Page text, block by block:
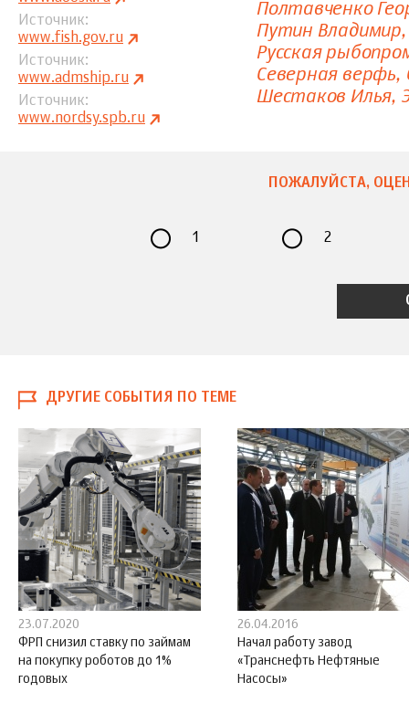
Источник
www.fish.gov.ru
Источник
www.admship.ru
Источник
www.nordsy.spb.ru
Полтавченко
Путин Владимир
Русская
Северная верфь
Шестаков Илья
ПОЖАЛУЙСТА,
1 2
ДРУГИЕ СОБЫТИЯ ПО ТЕМЕ
23.07.2020
ФРП снизил ставку по займам
на покупку роботов до 1%
годовых
26.04.2016
Начал работу завод
«Транснефть Нефтяные
Насосы»